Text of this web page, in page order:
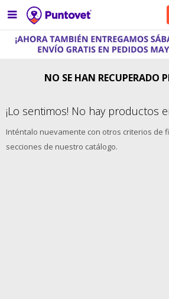

NO SE HAN RECUPERADO
¡Lo sentimos! No hay productos
Inténtalo nuevamente con otros criterios de
secciones de nuestro catálogo.